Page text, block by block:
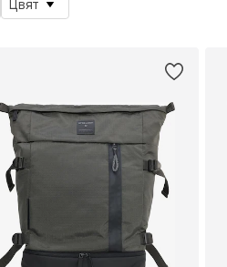
Цвят